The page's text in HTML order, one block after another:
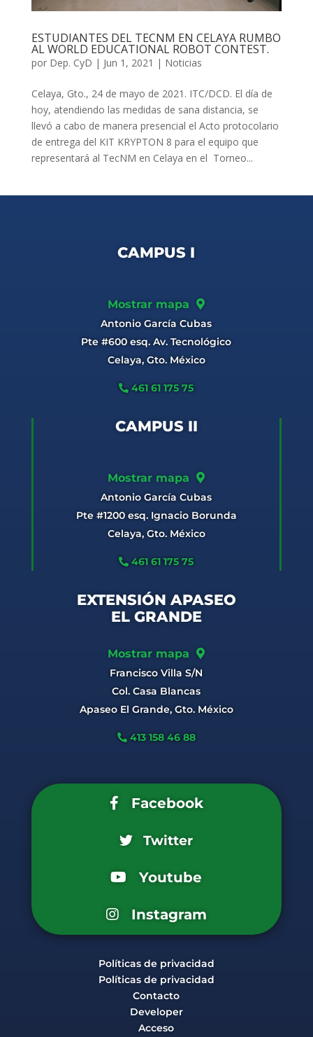
ESTUDIANTES DEL TECNM EN CELAYA RUMBO
AL WORLD EDUCATIONAL ROBOT CONTEST.
por Dep. CyD | Jun 1, 2021 | Noticias
Celaya, Gto., 24 de mayo de 2021. ITC/DCD. El día de
hoy, atendiendo las medidas de sana distancia, se
llevó a cabo de manera presencial el Acto protocolario
de entrega del KIT KRYPTON 8 para el equipo que
representará al TecNM en Celaya en el Torneo...
CAMPUS I
Mostrar mapa
Antonio García Cubas
Pte #600 esq. Av. Tecnológico
Celaya, Gto. México
461 61 175 75
CAMPUS II
Mostrar mapa
Antonio García Cubas
Pte #1200 esq. Ignacio Borunda
Celaya, Gto. México
461 61 175 75
EXTENSIÓN APASEO
EL GRANDE
Mostrar mapa
Francisco Villa S/N
Col. Casa Blancas
Apaseo El Grande, Gto. México
413 158 46 88
Facebook
Twitter
Youtube
Instagram
Políticas de privacidad
Políticas de privacidad
Contacto
Developer
Acceso